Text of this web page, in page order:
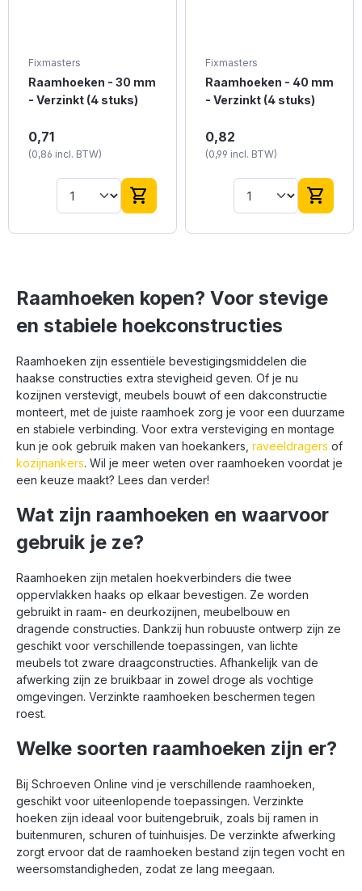
Fixmasters
Raamhoeken - 30 mm
- Verzinkt (4 stuks)
Kleine verzinkte
raamhoeken van 30 mm
voor fijne verbindingen.
0,71
(0,86 incl. BTW)
shopping_cart
Fixmasters
Raamhoeken - 40 mm
- Verzinkt (4 stuks)
Verzinkte raamhoeken
van 40 mm, geschikt
voor lichte
toepassingen.
0,82
(0,99 incl. BTW)
shopping_cart
Raamhoeken kopen? Voor stevige
en stabiele hoekconstructies
Raamhoeken zijn essentiële bevestigingsmiddelen die
haakse constructies extra stevigheid geven. Of je nu
kozijnen verstevigt, meubels bouwt of een dakconstructie
monteert, met de juiste raamhoek zorg je voor een duurzame
en stabiele verbinding. Voor extra versteviging en montage
kun je ook gebruik maken van hoekankers, raveeldragers of
kozijnankers. Wil je meer weten over raamhoeken voordat je
een keuze maakt? Lees dan verder!
Wat zijn raamhoeken en waarvoor
gebruik je ze?
Raamhoeken zijn metalen hoekverbinders die twee
oppervlakken haaks op elkaar bevestigen. Ze worden
gebruikt in raam- en deurkozijnen, meubelbouw en
dragende constructies. Dankzij hun robuuste ontwerp zijn ze
geschikt voor verschillende toepassingen, van lichte
meubels tot zware draagconstructies. Afhankelijk van de
afwerking zijn ze bruikbaar in zowel droge als vochtige
omgevingen. Verzinkte raamhoeken beschermen tegen
roest.
Welke soorten raamhoeken zijn er?
Bij Schroeven Online vind je verschillende raamhoeken,
geschikt voor uiteenlopende toepassingen. Verzinkte
hoeken zijn ideaal voor buitengebruik, zoals bij ramen in
buitenmuren, schuren of tuinhuisjes. De verzinkte afwerking
zorgt ervoor dat de raamhoeken bestand zijn tegen vocht en
weersomstandigheden, zodat ze lang meegaan.